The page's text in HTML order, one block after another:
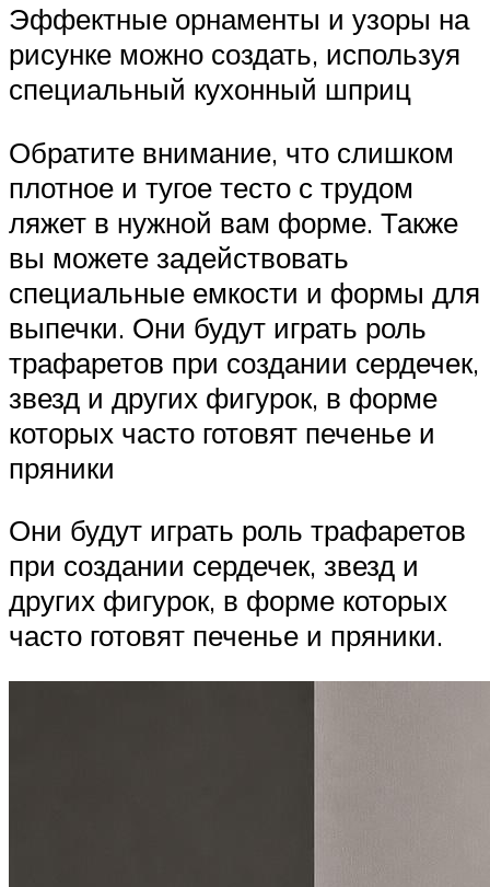
Эффектные орнаменты и узоры на
рисунке можно создать, используя
специальный кухонный шприц
Обратите внимание, что слишком
плотное и тугое тесто с трудом
ляжет в нужной вам форме. Также
вы можете задействовать
специальные емкости и формы для
выпечки. Они будут играть роль
трафаретов при создании сердечек,
звезд и других фигурок, в форме
которых часто готовят печенье и
пряники
Они будут играть роль трафаретов
при создании сердечек, звезд и
других фигурок, в форме которых
часто готовят печенье и пряники.